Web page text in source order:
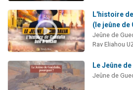
L'histoire
(le jeûne de
Jeûne de
Rav Eliahou
Le Jeûne
Jeûne de